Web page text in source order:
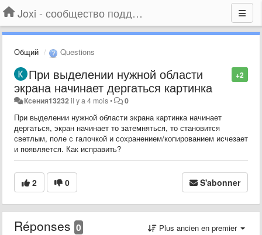
Joxi - сообщество поддержки
Общий Questions
+2
При выделении нужной области
экрана начинает дергаться картинка
Ксения13232il y a 4 mois• 0
При выделении нужной области экрана картинка начинает
дергаться, экран начинает то затемняться, то становится
светлым, поле с галочкой и сохранением/копированием исчезает
и появляется. Как исправить?
2 0 S'abonner
Réponses 0 Plus ancien en premier